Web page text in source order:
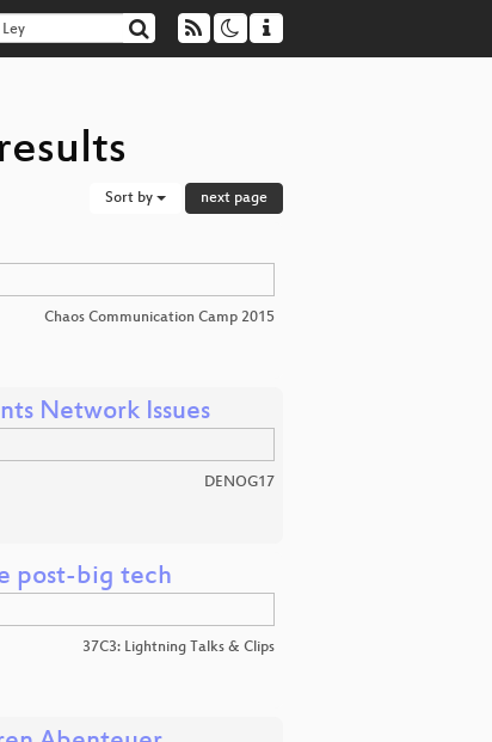
Sort by next page
Chaos Communication Camp 2015
Network Issues
DENOG17
post-big tech
37C3: Lightning Talks & Clips